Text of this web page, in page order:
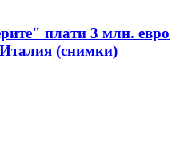
плати 3 млн. евро
Италия (снимки)